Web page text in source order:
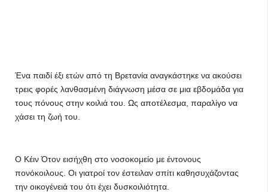
Ένα παιδί έξι ετών από τη Βρετανία αναγκάστηκε να ακούσει
τρεις φορές λανθασμένη διάγνωση μέσα σε μια εβδομάδα για
τους πόνους στην κοιλιά του. Ως αποτέλεσμα, παραλίγο να
χάσει τη ζωή του.
Ο Κέιν Ότον εισήχθη στο νοσοκομείο με έντονους
πονόκοιλους. Οι γιατροί τον έστειλαν σπίτι καθησυχάζοντας
την οικογένειά του ότι έχει δυσκοιλιότητα.